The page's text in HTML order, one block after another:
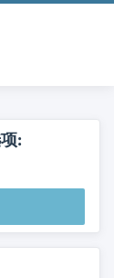
: